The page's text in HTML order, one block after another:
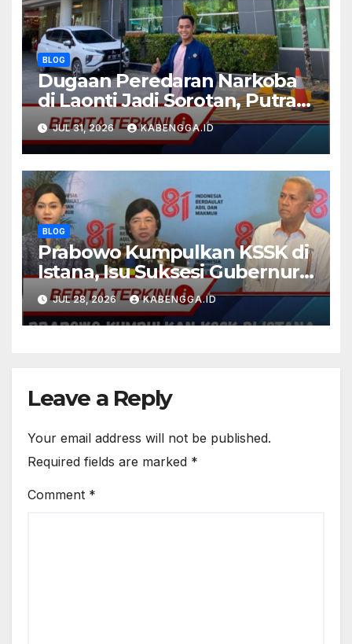
BLOG
Dugaan Peredaran Narkoba
di Laonti Jadi Sorotan, Putra
Daerah Desak Aparat
Bertindak Profesional
JUL 31, 2026 KABENGGA.ID
BLOG
Prabowo Kumpulkan KSSK di
Istana, Isu Suksesi Gubernur
BI Belum Dibahas
JUL 28, 2026 KABENGGA.ID
Leave a Reply
Your email address will not be published.
Required fields are marked *
Comment *